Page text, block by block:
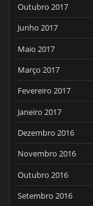
Outubro 2017
Junho 2017
Maio 2017
Março 2017
Fevereiro 2017
Janeiro 2017
Dezembro 2016
Novembro 2016
Outubro 2016
Setembro 2016